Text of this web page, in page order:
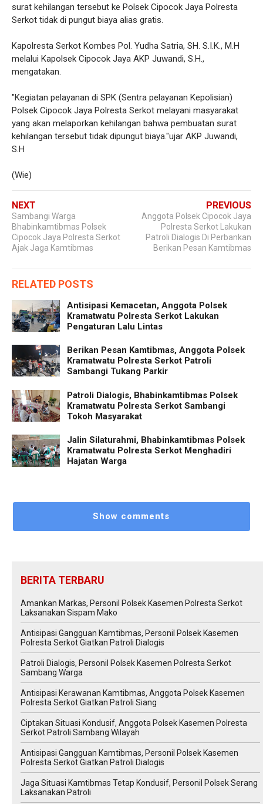
surat kehilangan tersebut ke Polsek Cipocok Jaya Polresta
Serkot tidak di pungut biaya alias gratis.
Kapolresta Serkot Kombes Pol. Yudha Satria, SH. S.I.K., M.H
melalui Kapolsek Cipocok Jaya AKP Juwandi, S.H.,
mengatakan.
"Kegiatan pelayanan di SPK (Sentra pelayanan Kepolisian)
Polsek Cipocok Jaya Polresta Serkot melayani masyarakat
yang akan melaporkan kehilangan bahwa pembuatan surat
kehilangan tersebut tidak dipungut biaya."ujar AKP Juwandi,
S.H
(Wie)
NEXT
Sambangi Warga
Bhabinkamtibmas Polsek
Cipocok Jaya Polresta Serkot
Ajak Jaga Kamtibmas
PREVIOUS
Anggota Polsek Cipocok Jaya
Polresta Serkot Lakukan
Patroli Dialogis Di Perbankan
Berikan Pesan Kamtibmas
RELATED POSTS
Antisipasi Kemacetan, Anggota Polsek
Kramatwatu Polresta Serkot Lakukan
Pengaturan Lalu Lintas
Berikan Pesan Kamtibmas, Anggota Polsek
Kramatwatu Polresta Serkot Patroli
Sambangi Tukang Parkir
Patroli Dialogis, Bhabinkamtibmas Polsek
Kramatwatu Polresta Serkot Sambangi
Tokoh Masyarakat
Jalin Silaturahmi, Bhabinkamtibmas Polsek
Kramatwatu Polresta Serkot Menghadiri
Hajatan Warga
Show comments
BERITA TERBARU
Amankan Markas, Personil Polsek Kasemen Polresta Serkot
Laksanakan Sispam Mako
Antisipasi Gangguan Kamtibmas, Personil Polsek Kasemen
Polresta Serkot Giatkan Patroli Dialogis
Patroli Dialogis, Personil Polsek Kasemen Polresta Serkot
Sambang Warga
Antisipasi Kerawanan Kamtibmas, Anggota Polsek Kasemen
Polresta Serkot Giatkan Patroli Siang
Ciptakan Situasi Kondusif, Anggota Polsek Kasemen Polresta
Serkot Patroli Sambang Wilayah
Antisipasi Gangguan Kamtibmas, Personil Polsek Kasemen
Polresta Serkot Giatkan Patroli Dialogis
Jaga Situasi Kamtibmas Tetap Kondusif, Personil Polsek Serang
Laksanakan Patroli